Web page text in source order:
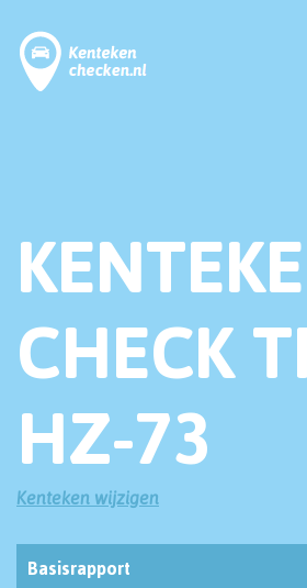
CHECK
HZ-73
Kenteken wijzigen
Basisrapport